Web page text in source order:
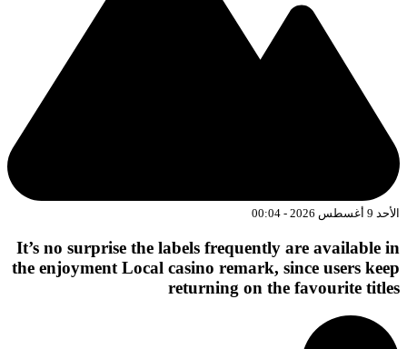
9 أغسطس 2026 - 00:04
It’s no surprise the labels frequently are available
the enjoyment Local casino remark, since users
returning on the favourite